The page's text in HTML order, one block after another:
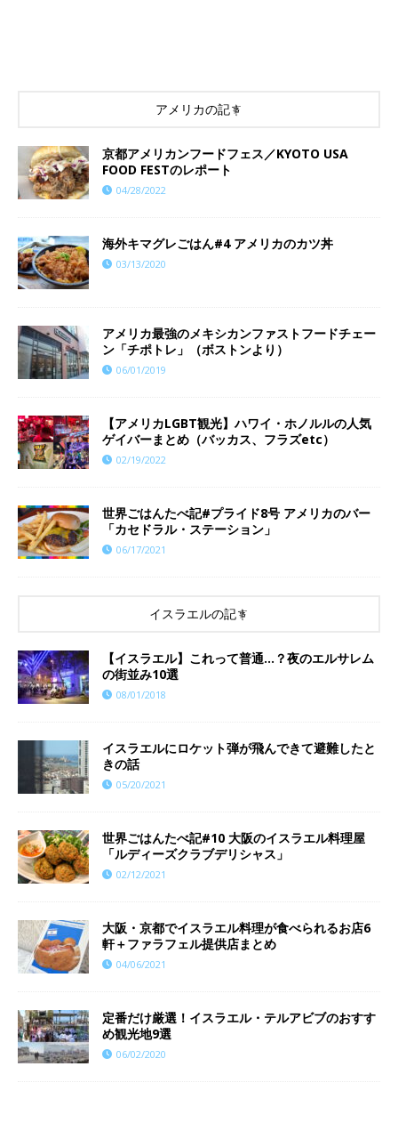
アメリカの記事
京都アメリカンフードフェス／KYOTO USA
FOOD FESTのレポート
04/28/2022
海外キマグレごはん#4 アメリカのカツ丼
03/13/2020
アメリカ最強のメキシカンファストフードチェー
ン「チポトレ」（ボストンより）
06/01/2019
【アメリカLGBT観光】ハワイ・ホノルルの人気
ゲイバーまとめ（バッカス、フラズetc）
02/19/2022
世界ごはんたべ記#プライド8号 アメリカのバー
「カセドラル・ステーション」
06/17/2021
イスラエルの記事
【イスラエル】これって普通…？夜のエルサレム
の街並み10選
08/01/2018
イスラエルにロケット弾が飛んできて避難したと
きの話
05/20/2021
世界ごはんたべ記#10 大阪のイスラエル料理屋
「ルディーズクラブデリシャス」
02/12/2021
大阪・京都でイスラエル料理が食べられるお店6
軒＋ファラフェル提供店まとめ
04/06/2021
定番だけ厳選！イスラエル・テルアビブのおすす
め観光地9選
06/02/2020